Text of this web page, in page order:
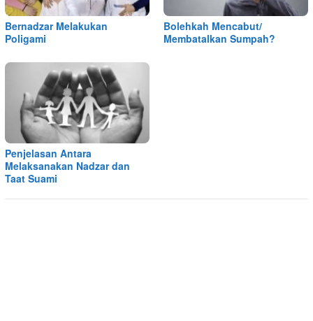
Bernadzar Melakukan
Poligami
Bolehkah Mencabut/
Membatalkan Sumpah?
Penjelasan Antara
Melaksanakan Nadzar dan
Taat Suami